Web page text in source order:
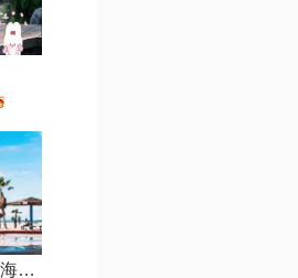
点一杯快乐【沧海版】